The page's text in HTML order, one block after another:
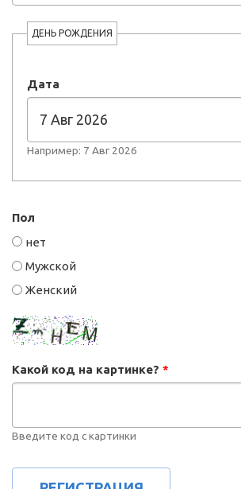
ДЕНЬ РОЖДЕНИЯ
Дата
Например: 7 Авг 2026
Пол
нет
Мужской
Женский
Какой код на картинке? *
Введите код с картинки